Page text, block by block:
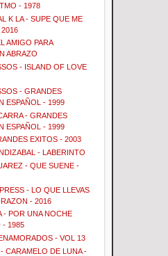
- 1978
K LA - SUPE QUE ME
2016
AMIGO PARA
ABRAZO
- ISLAND OF LOVE
- GRANDES
ESPAÑOL - 1999
- GRANDES
ESPAÑOL - 1999
EXITOS - 2003
- LABERINTO
- QUE SUENE -
- LO QUE LLEVAS
- 2016
- POR UNA NOCHE
- 1985
- VOL 13
CARAMELO DE LUNA -